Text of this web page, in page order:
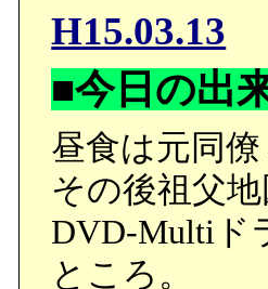
H15.03.13
■今日の出
昼食は元同
その後祖父
DVD-Multiド
ところ。